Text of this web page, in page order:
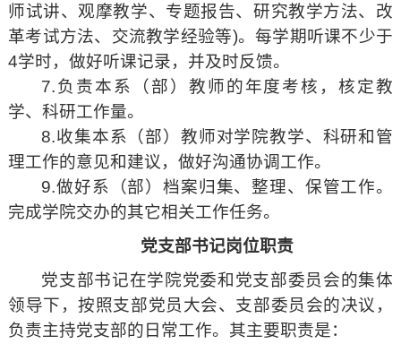
师试讲、观摩教学、专题报告、研究教学方法、改
革考试方法、交流教学经验等)。每学期听课不少于
4学时，做好听课记录，并及时反馈。
7.负责本系（部）教师的年度考核，核定教
学、科研工作量。
8.收集本系（部）教师对学院教学、科研和管
理工作的意见和建议，做好沟通协调工作。
9.做好系（部）档案归集、整理、保管工作。
完成学院交办的其它相关工作任务。
党支部书记岗位职责
党支部书记在学院党委和党支部委员会的集体
领导下，按照支部党员大会、支部委员会的决议，
负责主持党支部的日常工作。其主要职责是：